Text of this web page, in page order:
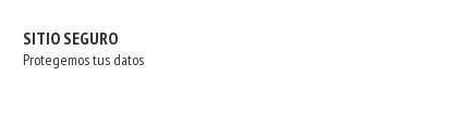
SITIO SEGURO
Protegemos tus datos